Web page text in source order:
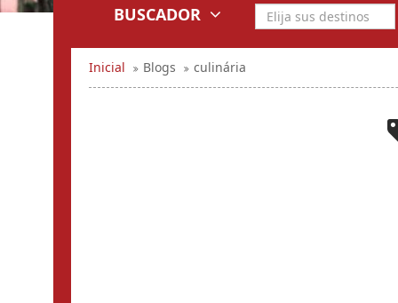
BUSCADOR
Inicial Blogs culinária